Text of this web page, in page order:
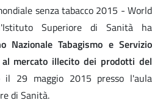
senza tabacco 2015 - World
Superiore di Sanità ha
Nazionale Tabagismo e Servizio
mercato illecito dei prodotti del
29 maggio 2015 presso l'aula
di Sanità.